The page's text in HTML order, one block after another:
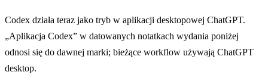
Codex działa teraz jako tryb w aplikacji desktopowej ChatGPT.
„Aplikacja Codex” w datowanych notatkach wydania poniżej
odnosi się do dawnej marki; bieżące workflow używają ChatGPT
desktop.